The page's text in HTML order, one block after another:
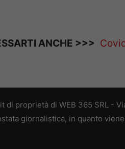
ANCHE >>>
di proprietà di WEB 365 SRL -
giornalistica, in quanto